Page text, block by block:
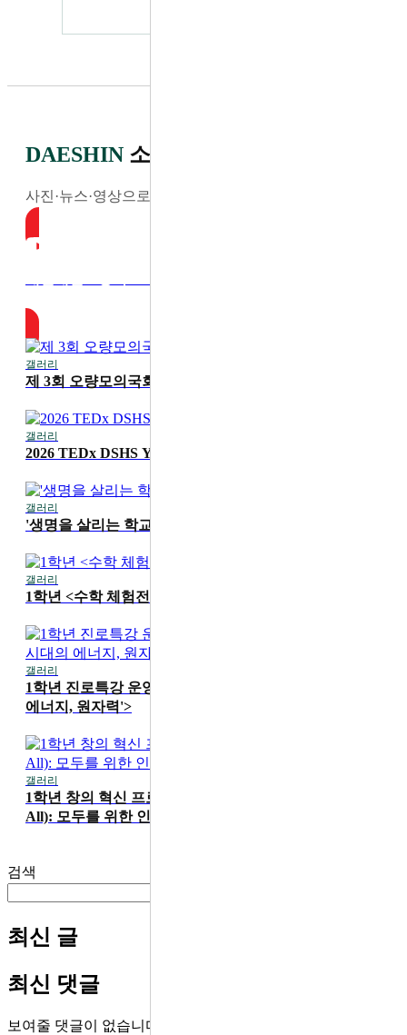
DAESHIN 소식
사진·뉴스·영상으로 전하는 최신 소식
갤러리
제 3회 오량모의국회
갤러리
2026 TEDx DSHS Youth '디딤'
갤러리
'생명을 살리는 학교' 1학기 무지개 교실 진행
갤러리
1학년 <수학 체험전> 운영
갤러리
1학년 진로특강 운영 <카이스트 성지현 교수 'AI 시대의
에너지, 원자력'>
갤러리
1학년 창의 혁신 프로그램 'HS4A(Human Security for
All): 모두를 위한 인간 안보' 메이커 워크숍
검색
최신 글
최신 댓글
보여줄 댓글이 없습니다.